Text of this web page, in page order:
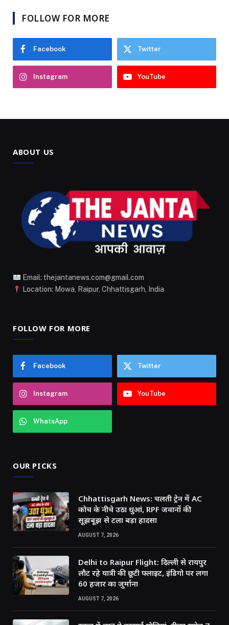
FOLLOW FOR MORE
Facebook Twitter
Instagram YouTube
ABOUT US
Email: thejantanews.com@gmail.com
Location: Mowa, Raipur, Chhattisgarh, India
FOLLOW FOR MORE
Facebook Twitter
Instagram YouTube
WhatsApp
OUR PICKS
Chhattisgarh News: चलती ट्रेन में AC
कोच के नीचे उठा धुआं, RPF जवानों की
सूझबूझ से टला बड़ा हादसा
AUGUST 7, 2026
Delhi to Raipur Flight: दिल्ली से रायपुर
लौट रहे यात्री की छूटी फ्लाइट, इंडिगो पर लगा
60 हजार का जुर्माना
AUGUST 7, 2026